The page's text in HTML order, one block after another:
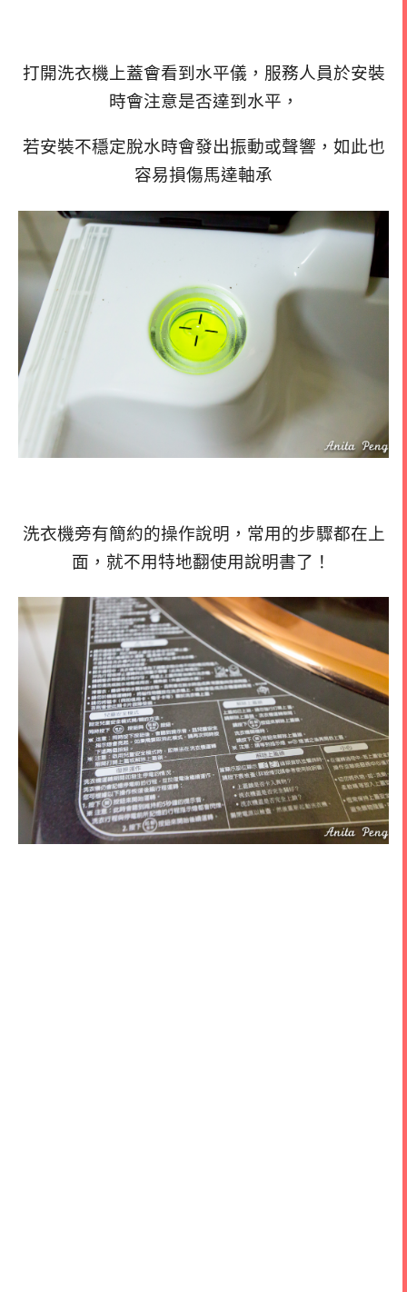
打開洗衣機上蓋會看到水平儀，服務人員於安裝
時會注意是否達到水平，
若安裝不穩定脫水時會發出振動或聲響，如此也
容易損傷馬達軸承
洗衣機旁有簡約的操作說明，常用的步驟都在上
面，就不用特地翻使用說明書了！